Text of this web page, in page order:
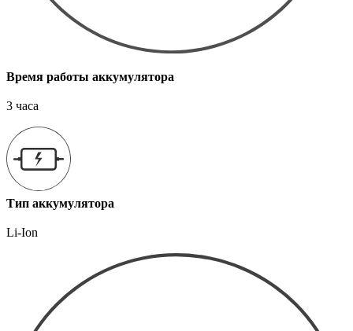
Время работы аккумулятора
3 часа
Тип аккумулятора
Li-Ion